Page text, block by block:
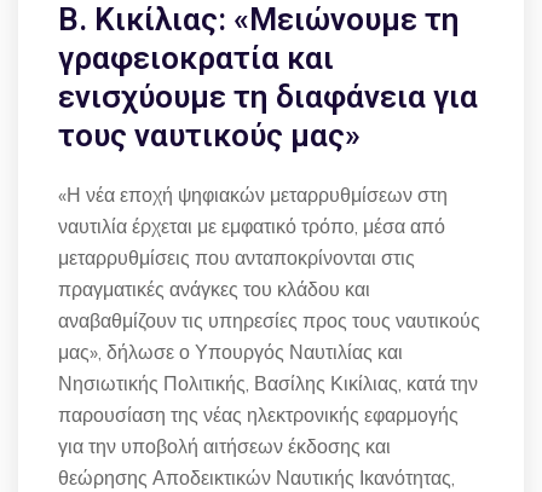
Β. Κικίλιας: «Μειώνουμε τη
γραφειοκρατία και
ενισχύουμε τη διαφάνεια για
τους ναυτικούς μας»
«Η νέα εποχή ψηφιακών μεταρρυθμίσεων στη
ναυτιλία έρχεται με εμφατικό τρόπο, μέσα από
μεταρρυθμίσεις που ανταποκρίνονται στις
πραγματικές ανάγκες του κλάδου και
αναβαθμίζουν τις υπηρεσίες προς τους ναυτικούς
μας», δήλωσε ο Υπουργός Ναυτιλίας και
Νησιωτικής Πολιτικής, Βασίλης Κικίλιας, κατά την
παρουσίαση της νέας ηλεκτρονικής εφαρμογής
για την υποβολή αιτήσεων έκδοσης και
θεώρησης Αποδεικτικών Ναυτικής Ικανότητας,